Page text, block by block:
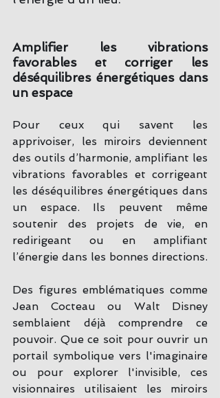
Amplifier les vibrations
favorables et corriger les
déséquilibres énergétiques dans
un espace
Pour ceux qui savent les
apprivoiser, les miroirs deviennent
des outils d’harmonie, amplifiant les
vibrations favorables et corrigeant
les déséquilibres énergétiques dans
un espace. Ils peuvent même
soutenir des projets de vie, en
redirigeant ou en amplifiant
l’énergie dans les bonnes directions.
Des figures emblématiques comme
Jean Cocteau ou Walt Disney
semblaient déjà comprendre ce
pouvoir. Que ce soit pour ouvrir un
portail symbolique vers l'imaginaire
ou pour explorer l'invisible, ces
visionnaires utilisaient les miroirs